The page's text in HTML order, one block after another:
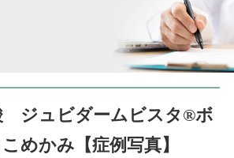
ジュビダームビスタ®ボ
めかみ【症例写真】